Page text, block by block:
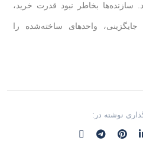
بخاطر نبود قدرت خرید،
واحدهای ساخته‌شده را
نوشته در: